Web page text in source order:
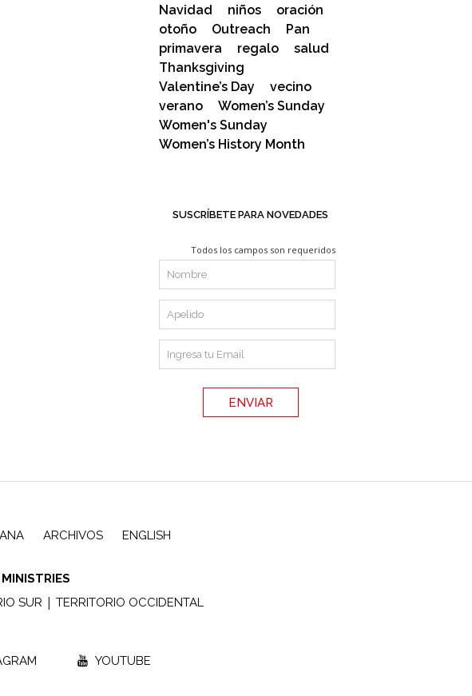
Navidad
niños
oración
otoño
Outreach
Pan
primavera
regalo
salud
Thanksgiving
Valentine’s Day
vecino
verano
Women’s Sunday
Women's Sunday
Women’s History Month
SUSCRÍBETE PARA NOVEDADES
Todos los campos son requeridos
ARCHIVOS ENGLISH
SUR | TERRITORIO OCCIDENTAL
YOUTUBE